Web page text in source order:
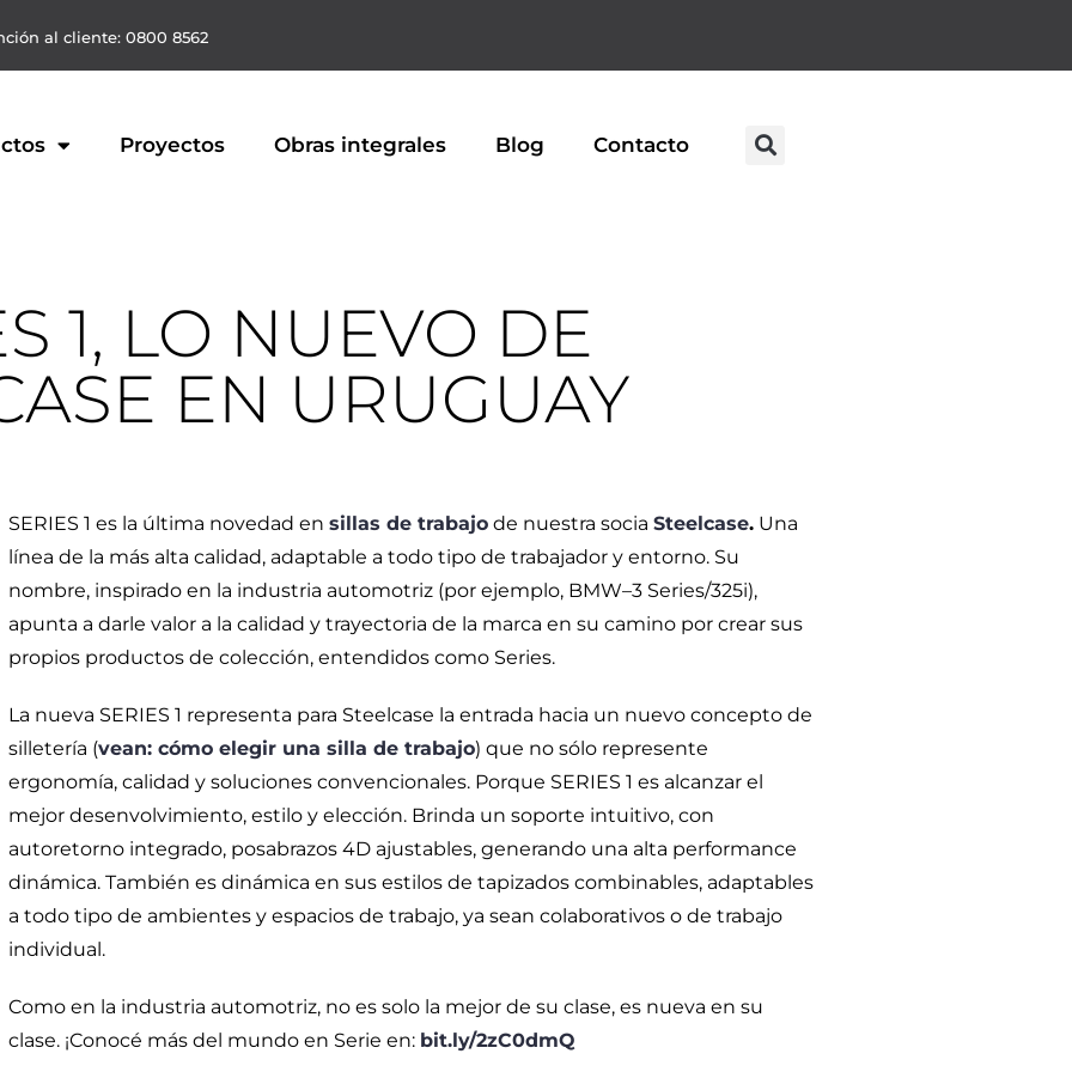
al cliente: 0800 8562
Proyectos Obras integrales Blog Contacto
1, LO NUEVO DE
EN URUGUAY
SERIES 1 es la última novedad ensillas de trabajo de nuestra sociaSteelcase. Una
línea de la más alta calidad, adaptable a todo tipo de trabajador y entorno. Su
nombre, inspirado en la industria automotriz (por ejemplo, BMW–3 Series/325i),
apunta a darle valor a la calidad y trayectoria de la marca en su camino por crear sus
propios productos de colección, entendidos como Series.
La nueva SERIES 1 representa para Steelcase la entrada hacia un nuevo concepto de
silletería (vean: cómo elegir una silla de trabajo) que no sólo represente
ergonomía, calidad y soluciones convencionales. Porque SERIES 1 es alcanzar el
mejor desenvolvimiento, estilo y elección. Brinda un soporte intuitivo, con
autoretorno integrado, posabrazos 4D ajustables, generando una alta performance
dinámica. También es dinámica en sus estilos de tapizados combinables, adaptables
a todo tipo de ambientes y espacios de trabajo, ya sean colaborativos o de trabajo
individual.
Como en la industria automotriz, no es solo la mejor de su clase, es nueva en su
clase. ¡Conocé más del mundo en Serie en: bit.ly/2zC0dmQ